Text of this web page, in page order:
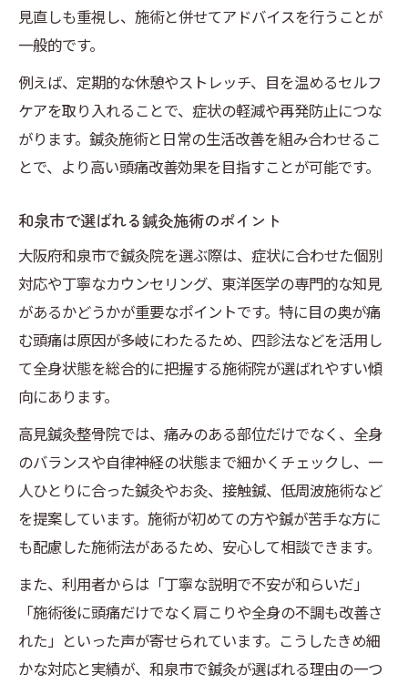
見直しも重視し、施術と併せてアドバイスを行うことが
一般的です。
例えば、定期的な休憩やストレッチ、目を温めるセルフ
ケアを取り入れることで、症状の軽減や再発防止につな
がります。鍼灸施術と日常の生活改善を組み合わせるこ
とで、より高い頭痛改善効果を目指すことが可能です。
和泉市で選ばれる鍼灸施術のポイント
大阪府和泉市で鍼灸院を選ぶ際は、症状に合わせた個別
対応や丁寧なカウンセリング、東洋医学の専門的な知見
があるかどうかが重要なポイントです。特に目の奥が痛
む頭痛は原因が多岐にわたるため、四診法などを活用し
て全身状態を総合的に把握する施術院が選ばれやすい傾
向にあります。
高見鍼灸整骨院では、痛みのある部位だけでなく、全身
のバランスや自律神経の状態まで細かくチェックし、一
人ひとりに合った鍼灸やお灸、接触鍼、低周波施術など
を提案しています。施術が初めての方や鍼が苦手な方に
も配慮した施術法があるため、安心して相談できます。
また、利用者からは「丁寧な説明で不安が和らいだ」
「施術後に頭痛だけでなく肩こりや全身の不調も改善さ
れた」といった声が寄せられています。こうしたきめ細
かな対応と実績が、和泉市で鍼灸が選ばれる理由の一つ